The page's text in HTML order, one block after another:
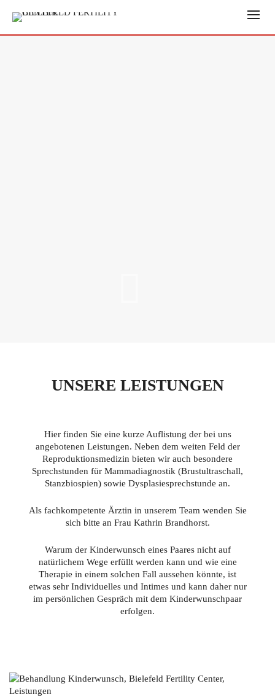
UNSERE LEISTUNGEN
Hier finden Sie eine kurze Auflistung der bei uns
angebotenen Leistungen. Neben dem weiten Feld der
Reproduktionsmedizin bieten wir auch besondere
Sprechstunden für Mammadiagnostik (Brustultraschall,
Stanzbiospien) sowie Dysplasiesprechstunde an.
Als fachkompetente Ärztin in unserem Team wenden Sie
sich bitte an Frau Kathrin Brandhorst.
Warum der Kinderwunsch eines Paares nicht auf
natürlichem Wege erfüllt werden kann und wie eine
Therapie in einem solchen Fall aussehen könnte, ist
etwas sehr Individuelles und Intimes und kann daher nur
im persönlichen Gespräch mit dem Kinderwunschpaar
erfolgen.